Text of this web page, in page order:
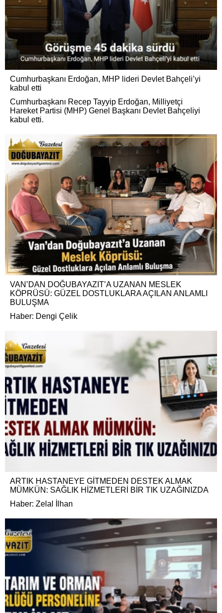
Cumhurbaşkanı Erdoğan, MHP lideri Devlet Bahçeli’yi
kabul etti
Cumhurbaşkanı Recep Tayyip Erdoğan, Milliyetçi
Hareket Partisi (MHP) Genel Başkanı Devlet Bahçeliyi
kabul etti.
VAN’DAN DOĞUBAYAZIT’A UZANAN MESLEK
KÖPRÜSÜ: GÜZEL DOSTLUKLARA AÇILAN ANLAMLI
BULUŞMA
Haber: Dengi Çelik
ARTIK HASTANEYE GİTMEDEN DESTEK ALMAK
MÜMKÜN: SAĞLIK HİZMETLERİ BİR TIK UZAĞINIZDA
Haber: Zelal İlhan